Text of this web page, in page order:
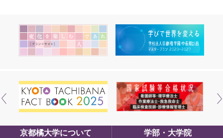
京都橘大学について 学部・大学院